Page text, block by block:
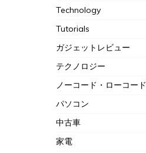
Technology
Tutorials
ガジェットレビュー
テクノロジー
ノーコード・ローコード
パソコン
中古車
家電